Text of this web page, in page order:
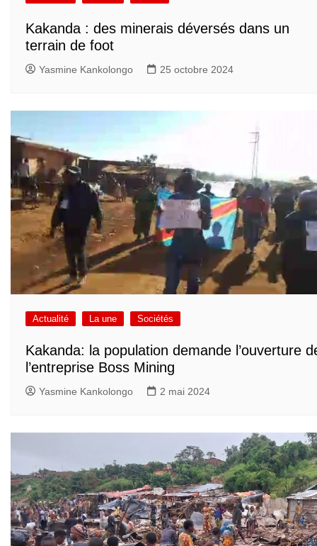
Kakanda : des minerais déversés dans un
terrain de foot
Yasmine Kankolongo 25 octobre 2024
Actualité La une Sociétés
Kakanda: la population demande l’ouverture
l’entreprise Boss Mining
Yasmine Kankolongo 2 mai 2024